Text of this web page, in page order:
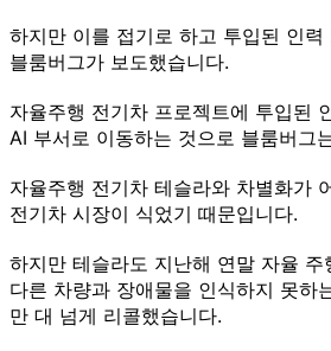
하지만 이를 접기로 하고 투입된 인
블룸버그가 보도했습니다.
자율주행 전기차 프로젝트에 투입된
AI 부서로 이동하는 것으로 블룸버그
자율주행 전기차 테슬라와 차별화가
전기차 시장이 식었기 때문입니다.
하지만 테슬라도 지난해 연말 자율
다른 차량과 장애물을 인식하지 못하
만 대 넘게 리콜했습니다.